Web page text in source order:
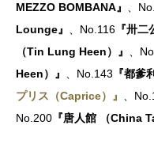
MEZZO BOMBANA』 、
Lounge』 、No.116 『卅
（Tin Lung Heen）』 、
Heen） 』 、No.143 『都爹
プリス（Caprice）』 、
No.200 『唐人館 （China